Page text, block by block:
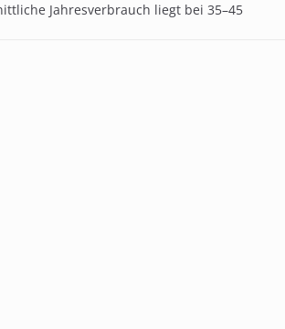
Jahresverbrauch liegt bei 35–45